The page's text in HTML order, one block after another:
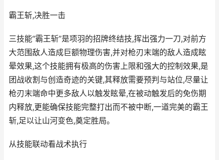
霸王斩,决胜一击
三技能“霸王斩”是项羽的招牌终结技,挥出强力一刀,对前方
大范围敌人造成巨额物理伤害,并对枪刃末端的敌人造成眩
晕效果,这个技能拥有极高的伤害上限和强大的控制效果,是
团战收割与创造奇迹的关键,其释放需要预判与站位,尽量让
枪刃末端命中更多敌人以触发眩晕,在被动触发后的免伤期
内释放,更能确保技能完整打出而不被中断,一道完美的霸王
斩,足以让山河变色,奠定胜局。
从技能联动看战术执行